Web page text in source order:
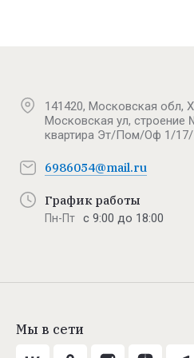
141420, Московская обл,
Московская ул, строение
квартира Эт/Пом/Оф 1/
6986054@mail.ru
График работы
Пн-Пт с 9:00 до 18:00
Мы в сети